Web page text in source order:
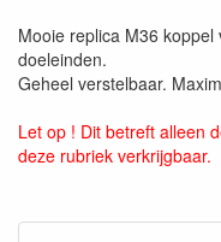
Mooie replica M36
doeleinden.
Geheel verstelbaar.
Let op ! Dit betreft alleen
deze rubriek verkrijgbaar.